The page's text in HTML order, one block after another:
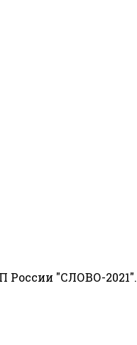
России "СЛОВО-2021".